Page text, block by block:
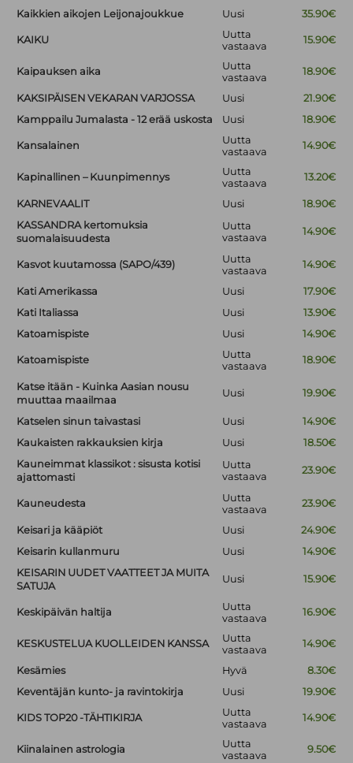
Kaikkien aikojen Leijonajoukkue Uusi 35.90€
KAIKU
Uutta
vastaava
15.90€
Kaipauksen aika
Uutta
vastaava
18.90€
KAKSIPÄISEN VEKARAN VARJOSSA Uusi
21.90€
Kamppailu Jumalasta - 12 erää uskosta
Uusi 18.90€
Kansalainen
Uutta
vastaava
14.90€
Kapinallinen – Kuunpimennys
Uutta
vastaava
13.20€
KARNEVAALIT Uusi
18.90€
KASSANDRA kertomuksia
suomalaisuudesta
Uutta
vastaava
14.90€
Kasvot kuutamossa (SAPO/439)
Uutta
vastaava
14.90€
Kati Amerikassa Uusi
17.90€
Kati Italiassa
Uusi
13.90€
Katoamispiste
Uusi 14.90€
Katoamispiste
Uutta
vastaava
18.90€
Katse itään - Kuinka Aasian nousu
muuttaa maailmaa
Uusi 19.90€
Katselen sinun taivastasi Uusi
14.90€
Kaukaisten rakkauksien kirja
Uusi
18.50€
Kauneimmat klassikot : sisusta kotisi
ajattomasti
Uutta
vastaava
23.90€
Kauneudesta
Uutta
vastaava
23.90€
Keisari ja kääpiöt Uusi
24.90€
Keisarin kullanmuru
Uusi
14.90€
KEISARIN UUDET VAATTEET JA MUITA
SATUJA
Uusi 15.90€
Keskipäivän haltija
Uutta
vastaava
16.90€
KESKUSTELUA KUOLLEIDEN KANSSA
Uutta
vastaava
14.90€
Kesämies Hyvä
8.30€
Keventäjän kunto- ja ravintokirja
Uusi 19.90€
KIDS TOP20 -TÄHTIKIRJA
Uutta
vastaava
14.90€
Kiinalainen astrologia
Uutta
vastaava
9.50€